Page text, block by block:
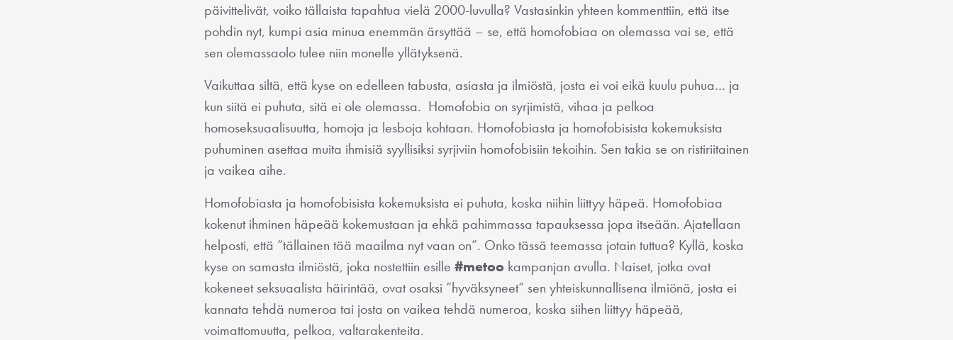
päivittelivät, voiko tällaista tapahtua vielä 2000-luvulla? Vastasinkin yhteen kommenttiin, että itse
pohdin nyt, kumpi asia minua enemmän ärsyttää – se, että homofobiaa on olemassa vai se, että
sen olemassaolo tulee niin monelle yllätyksenä.
Vaikuttaa siltä, että kyse on edelleen tabusta, asiasta ja ilmiöstä, josta ei voi eikä kuulu puhua… ja
kun siitä ei puhuta, sitä ei ole olemassa. Homofobia on syrjimistä, vihaa ja pelkoa
homoseksuaalisuutta, homoja ja lesboja kohtaan. Homofobiasta ja homofobisista kokemuksista
puhuminen asettaa muita ihmisiä syyllisiksi syrjiviin homofobisiin tekoihin. Sen takia se on ristiriitainen
ja vaikea aihe.
Homofobiasta ja homofobisista kokemuksista ei puhuta, koska niihin liittyy häpeä. Homofobiaa
kokenut ihminen häpeää kokemustaan ja ehkä pahimmassa tapauksessa jopa itseään. Ajatellaan
helposti, että “tällainen tää maailma nyt vaan on”. Onko tässä teemassa jotain tuttua? Kyllä, koska
kyse on samasta ilmiöstä, joka nostettiin esille #metoo kampanjan avulla. Naiset, jotka ovat
kokeneet seksuaalista häirintää, ovat osaksi ”hyväksyneet” sen yhteiskunnallisena ilmiönä, josta ei
kannata tehdä numeroa tai josta on vaikea tehdä numeroa, koska siihen liittyy häpeää,
voimattomuutta, pelkoa, valtarakenteita.